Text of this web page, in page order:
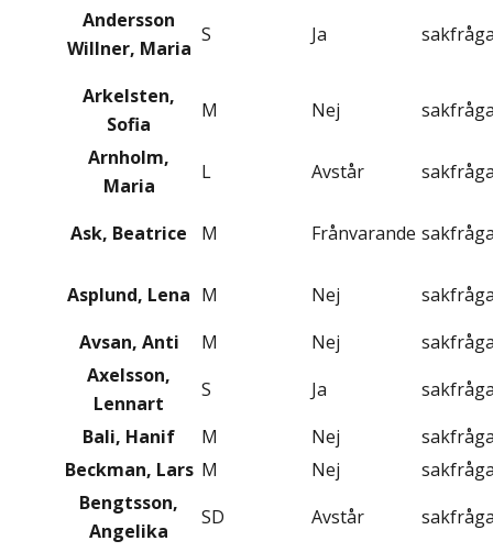
Andersson
Willner, Maria
S Ja
Arkelsten,
Sofia
M Nej
Arnholm,
Maria
L Avstår
Ask, Beatrice M Frånvarande
Asplund, Lena M Nej
Avsan, Anti
M Nej
Axelsson,
Lennart
S Ja
Bali, Hanif
M Nej
Beckman, Lars M Nej
Bengtsson,
Angelika
SD Avstår